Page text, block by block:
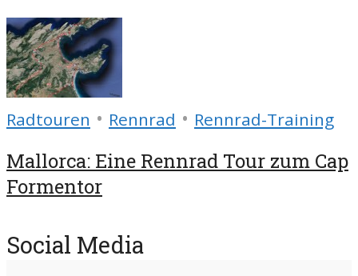
Radtouren • Rennrad • Rennrad-Training
Mallorca: Eine Rennrad Tour zum Cap
Formentor
Social Media